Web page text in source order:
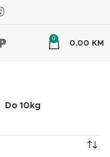
0
0,00 KM
Do 10kg